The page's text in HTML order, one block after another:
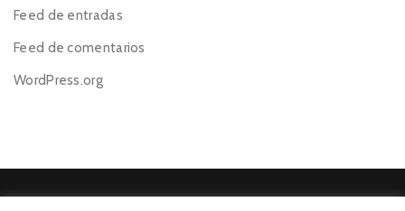
Feed de entradas
Feed de comentarios
WordPress.org